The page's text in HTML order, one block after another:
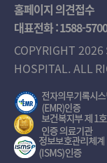
홈페이지 의견접수
대표전화 :1588-5700
COPYRIGHT
HOSPITAL. ALL